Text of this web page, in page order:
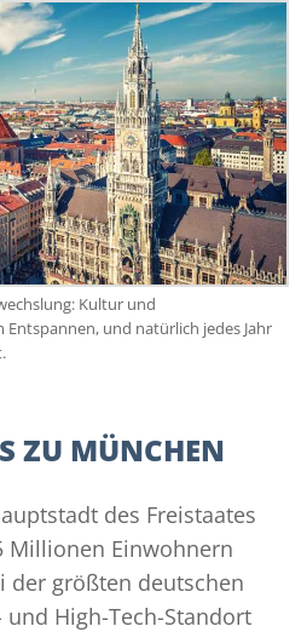
Kultur und
und natürlich jedes Jahr
ZU MÜNCHEN
des Freistaates
Millionen Einwohnern
der größten deutschen
und High-Tech-Standort